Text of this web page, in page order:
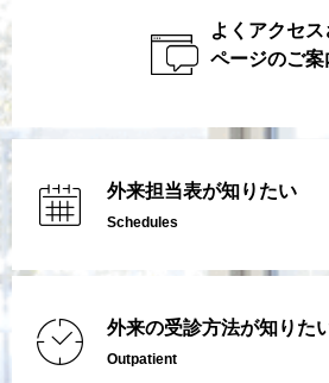
よくアクセス
ページのご案
外来担当表が知りたい
Schedules
外来の受診方法が知りた
Outpatient